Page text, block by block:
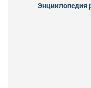
Энциклопедия